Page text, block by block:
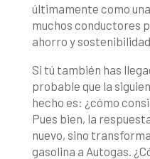
últimamente como
muchos conductores
ahorro y sostenibilidad.
Si tú también has
probable que la
hecho es: ¿cómo
Pues bien, la
nuevo, sino
gasolina a Autogas.